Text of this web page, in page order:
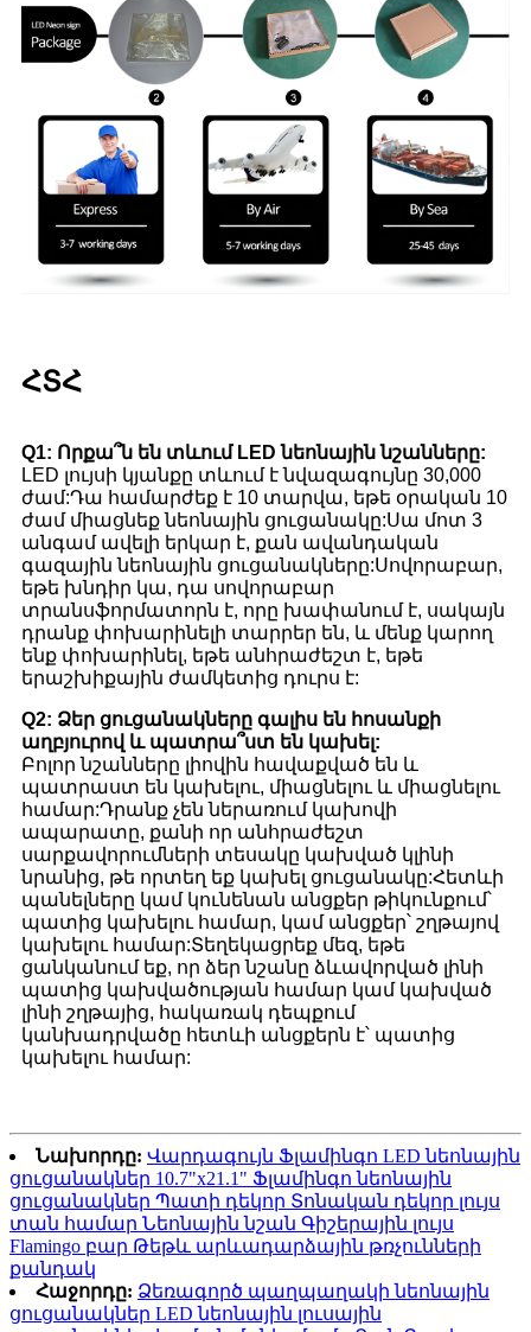
ՀՏՀ
Q1: Որքա՞ն են տևում LED նեոնային նշանները:
LED լույսի կյանքը տևում է նվազագույնը 30,000
ժամ:Դա համարժեք է 10 տարվա, եթե օրական 10
ժամ միացնեք նեոնային ցուցանակը:Սա մոտ 3
անգամ ավելի երկար է, քան ավանդական
գազային նեոնային ցուցանակները:Սովորաբար,
եթե խնդիր կա, դա սովորաբար
տրանսֆորմատորն է, որը խափանում է, սակայն
դրանք փոխարինելի տարրեր են, և մենք կարող
ենք փոխարինել, եթե անհրաժեշտ է, եթե
երաշխիքային ժամկետից դուրս է:
Q2: Ձեր ցուցանակները գալիս են հոսանքի
աղբյուրով և պատրա՞ստ են կախել:
Բոլոր նշանները լիովին հավաքված են և
պատրաստ են կախելու, միացնելու և միացնելու
համար:Դրանք չեն ներառում կախովի
ապարատը, քանի որ անհրաժեշտ
սարքավորումների տեսակը կախված կլինի
նրանից, թե որտեղ եք կախել ցուցանակը:Հետևի
պանելները կամ կունենան անցքեր թիկունքում՝
պատից կախելու համար, կամ անցքեր՝ շղթայով
կախելու համար:Տեղեկացրեք մեզ, եթե
ցանկանում եք, որ ձեր նշանը ձևավորված լինի
պատից կախվածության համար կամ կախված
լինի շղթայից, հակառակ դեպքում
կանխադրվածը հետևի անցքերն է՝ պատից
կախելու համար:
Նախորդը: Վարդագույն Ֆլամինգո LED նեոնային
ցուցանակներ 10.7"x21.1" Ֆլամինգո նեոնային
ցուցանակներ Պատի դեկոր Տոնական դեկոր լույս
տան համար Նեոնային նշան Գիշերային լույս
Flamingo բար Թեթև արևադարձային թռչունների
քանդակ
Հաջորդը: Ձեռագործ պաղպաղակի նեոնային
ցուցանակներ LED նեոնային լուսային